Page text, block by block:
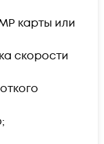
карты или
скорости